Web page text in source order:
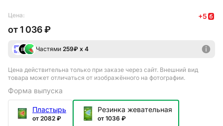
Цена: +5
от1 036 ₽
Частями 259₽ х 4
Цена действительна только при заказе через сайт. Внешний вид
товара может отличаться от изображённого на фотографии.
Форма выпуска
Пластырь
от 2082 ₽
Резинка жевательная
от 1036 ₽